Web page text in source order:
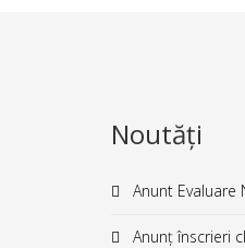
Noutăți
Anunt Evaluare
Anunț înscrieri